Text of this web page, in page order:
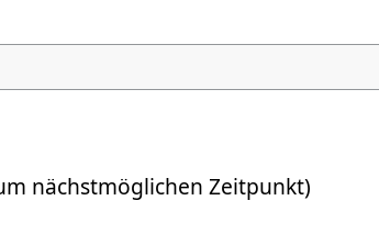
nächstmöglichen Zeitpunkt)
springt automatisch ins nächste Feld)